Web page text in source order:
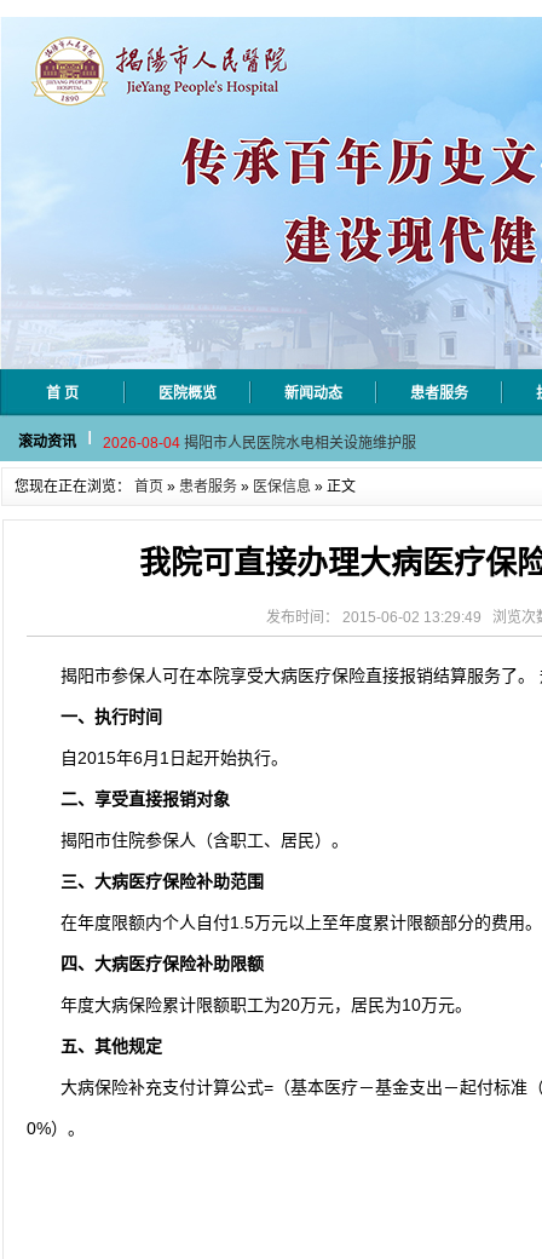
首 页 医院概览 新闻动态 患者服务
滚动资讯
2026-08-06 揭阳市人民医院采集自动对焦相机市
2026-08-04 揭阳市人民医院水电相关设施维护服
2026-07-31 学术聚力！妇儿分论坛精彩收官
2026-07-31 以学术聚合力 | 运动健康分论坛助
2026-08-04 揭阳市人民医院水电相关设施维护服
学术聚力！妇儿分论坛精彩收官
2026-07-31 以学术聚合力 | 运动健康分论坛助
您现在正在浏览： 首页 » 患者服务 » 医保信息 » 正文
我院可直接办理大病医疗保
发布时间： 2015-06-02 13:29:49 浏览次
揭阳市参保人可在本院享受大病医疗保险直接报销结算服务了。
一、执行时间
自2015年6月1日起开始执行。
二、享受直接报销对象
揭阳市住院参保人（含职工、居民）。
三、大病医疗保险补助范围
在年度限额内个人自付1.5万元以上至年度累计限额部分的费用。
四、大病医疗保险补助限额
年度大病保险累计限额职工为20万元，居民为10万元。
五、其他规定
大病保险补充支付计算公式=（基本医疗－基金支出－起付标准
0%）。